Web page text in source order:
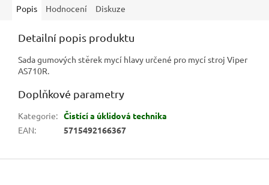
Popis Hodnocení Diskuze
Detailní popis produktu
Sada gumových stěrek mycí hlavy určené pro mycí stroj Viper
AS710R.
Doplňkové parametry
Kategorie: Čistící a úklidová technika
EAN: 5715492166367
Z